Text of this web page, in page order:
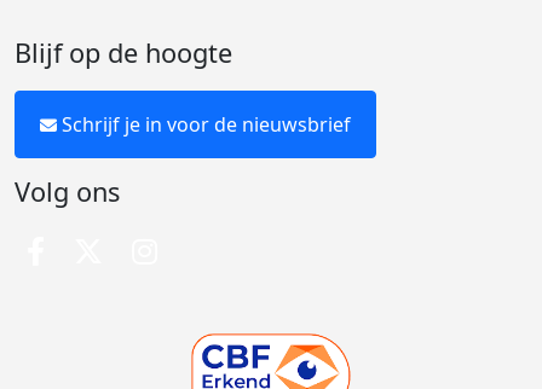
Blijf op de hoogte
Schrijf je in voor de nieuwsbrief
Volg ons